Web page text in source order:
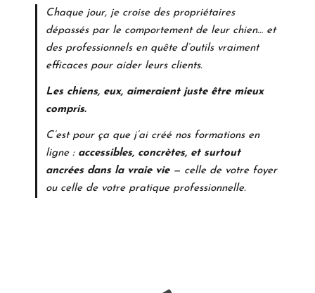
Chaque jour, je croise des propriétaires
dépassés par le comportement de leur chien… et
des professionnels en quête d’outils vraiment
efficaces pour aider leurs clients.
Les chiens, eux, aimeraient juste être mieux
compris.
C’est pour ça que j’ai créé nos formations en
ligne : accessibles, concrètes, et surtout
ancrées dans la vraie vie— celle de votre foyer
ou celle de votre pratique professionnelle.